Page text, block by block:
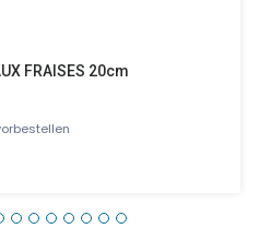
FRAISES 20cm